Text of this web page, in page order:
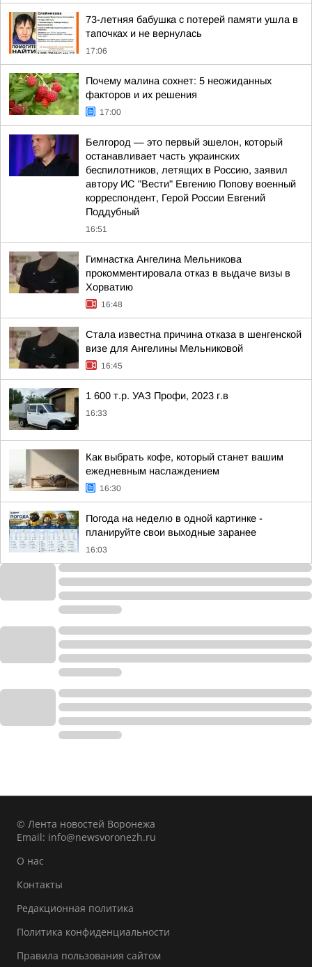
73-летняя бабушка с потерей памяти ушла в
тапочках и не вернулась
17:06
Почему малина сохнет: 5 неожиданных
факторов и их решения
17:00
Белгород — это первый эшелон, который
останавливает часть украинских
беспилотников, летящих в Россию, заявил
автору ИС "Вести" Евгению Попову военный
корреспондент, Герой России Евгений
Поддубный
16:51
Гимнастка Ангелина Мельникова
прокомментировала отказ в выдаче визы в
Хорватию
16:48
Стала известна причина отказа в шенгенской
визе для Ангелины Мельниковой
16:45
1 600 т.р. УАЗ Профи, 2023 г.в
16:33
Как выбрать кофе, который станет вашим
ежедневным наслаждением
16:30
Погода на неделю в одной картинке -
планируйте свои выходные заранее
16:03
© Лента новостей Воронежа
Email: info@newsvoronezh.ru
О нас
Контакты
Редакционная политика
Политика конфиденциальности
Правила пользования сайтом